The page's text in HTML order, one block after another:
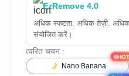
EzRemove 4.0
अधिक स्पष्टता. अधिक तेज़ी.
संयोजित करें।
त्वरित चयन :
Nano Banana
HOT